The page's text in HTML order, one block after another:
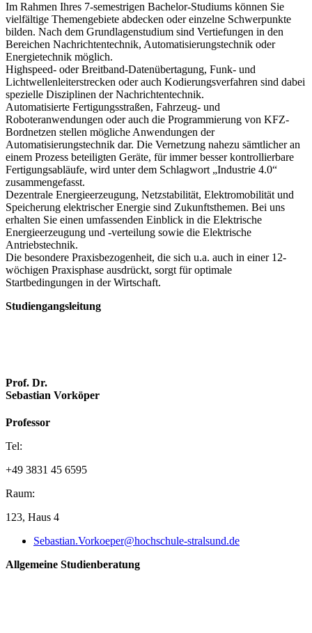
Im Rahmen Ihres 7-semestrigen Bachelor-Studiums können Sie
vielfältige Themengebiete abdecken oder einzelne Schwerpunkte
bilden. Nach dem Grundlagenstudium sind Vertiefungen in den
Bereichen Nachrichtentechnik, Automatisierungstechnik oder
Energietechnik möglich.
Highspeed- oder Breitband-Datenübertagung, Funk- und
Lichtwellenleiterstrecken oder auch Kodierungsverfahren sind dabei
spezielle Disziplinen der Nachrichtentechnik.
Automatisierte Fertigungsstraßen, Fahrzeug- und
Roboteranwendungen oder auch die Programmierung von KFZ-
Bordnetzen stellen mögliche Anwendungen der
Automatisierungstechnik dar. Die Vernetzung nahezu sämtlicher an
einem Prozess beteiligten Geräte, für immer besser kontrollierbare
Fertigungsabläufe, wird unter dem Schlagwort „Industrie 4.0“
zusammengefasst.
Dezentrale Energieerzeugung, Netzstabilität, Elektromobilität und
Speicherung elektrischer Energie sind Zukunftsthemen. Bei uns
erhalten Sie einen umfassenden Einblick in die Elektrische
Energieerzeugung und -verteilung sowie die Elektrische
Antriebstechnik.
Die besondere Praxisbezogenheit, die sich u.a. auch in einer 12-
wöchigen Praxisphase ausdrückt, sorgt für optimale
Startbedingungen in der Wirtschaft.
Studiengangsleitung
Prof. Dr.
Sebastian Vorköper
Professor
Tel:
+49 3831 45 6595
Raum:
123, Haus 4
Sebastian.Vorkoeper@hochschule-stralsund.de
Allgemeine Studienberatung